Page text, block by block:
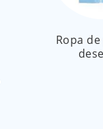
Ropa